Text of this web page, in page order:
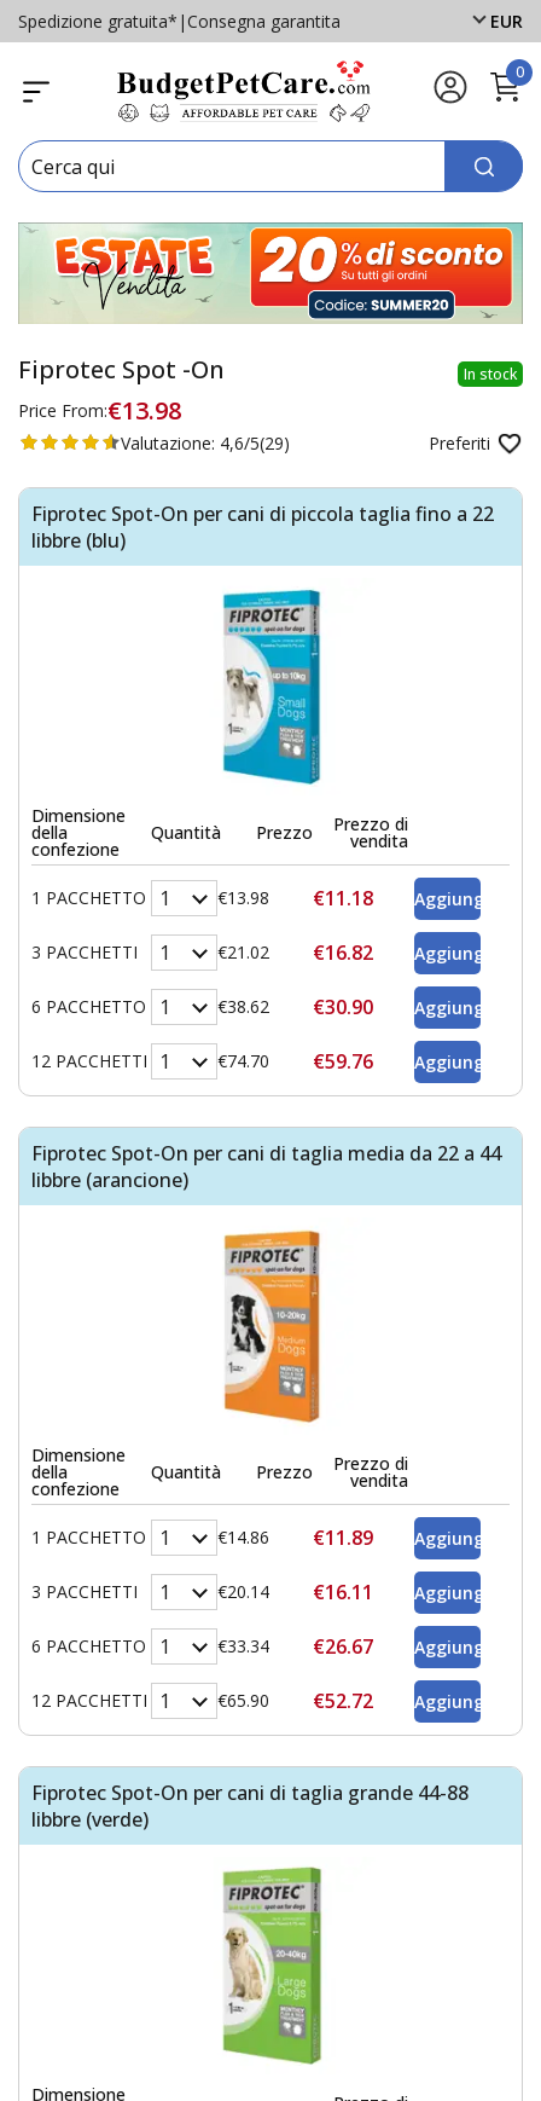
Spedizione gratuita* |Consegna garantita EUR
0
In stock
Fiprotec Spot -On
Price From:€13.98
Preferiti
Valutazione: 4,6/5(29)
Fiprotec Spot-On per cani di piccola taglia fino a 22
libbre (blu)
Dimensione
della
confezione
Quantità Prezzo Prezzo di
vendita
1 PACCHETTO €13.98 €11.18
3 PACCHETTI €21.02 €16.82
6 PACCHETTO €38.62 €30.90
12 PACCHETTI €74.70 €59.76
Fiprotec Spot-On per cani di taglia media da 22 a 44
libbre (arancione)
Dimensione
della
confezione
Quantità Prezzo Prezzo di
vendita
1 PACCHETTO €14.86 €11.89
3 PACCHETTI €20.14 €16.11
6 PACCHETTO €33.34 €26.67
12 PACCHETTI €65.90 €52.72
Fiprotec Spot-On per cani di taglia grande 44-88
libbre (verde)
Dimensione